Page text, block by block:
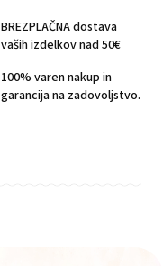
BREZPLAČNA dostava
vaših izdelkov nad 50€
100% varen nakup in
garancija na zadovoljstvo.